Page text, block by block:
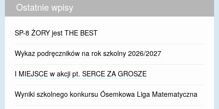
Ostatnie wpisy
SP-8 ŻORY jest THE BEST
Wykaz podręczników na rok szkolny 2026/2027
I MIEJSCE w akcji pt. SERCE ZA GROSZE
Wyniki szkolnego konkursu Ósemkowa Liga Matematyczna